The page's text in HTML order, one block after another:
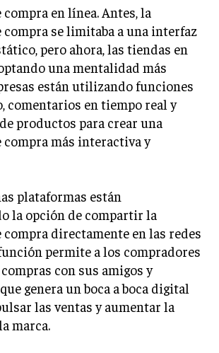
DE INFLUENCERS
Y COMERCIO ELECTRÓNICO
DE PRICING Y GESTIÓN DE
CRISIS EMPRESARIALES
LA EXPERIENCIA DEL CLIENTE
DE PROYECTOS
DE OPERACIONES Y CADENA DE
EMPRESARIAL
en línea. Antes, la
compra se limitaba a una interfaz
pero ahora, las tiendas en
una mentalidad más
están utilizando funciones
comentarios en tiempo real y
productos para crear una
compra más interactiva y
plataformas están
la opción de compartir la
compra directamente en las redes
permite a los compradores
con sus amigos y
genera un boca a boca digital
las ventas y aumentar la
marca.